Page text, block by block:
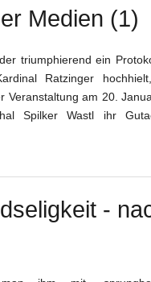
Medien (1)
triumphierend ein
Ratzinger
Veranstaltung am 20.
Spilker Wastl ihr
-